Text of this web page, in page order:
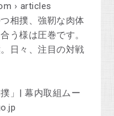
› articles
相撲、強靭な肉体
う様は圧巻です。
日々、注目の対戦
」| 幕内取組ムー